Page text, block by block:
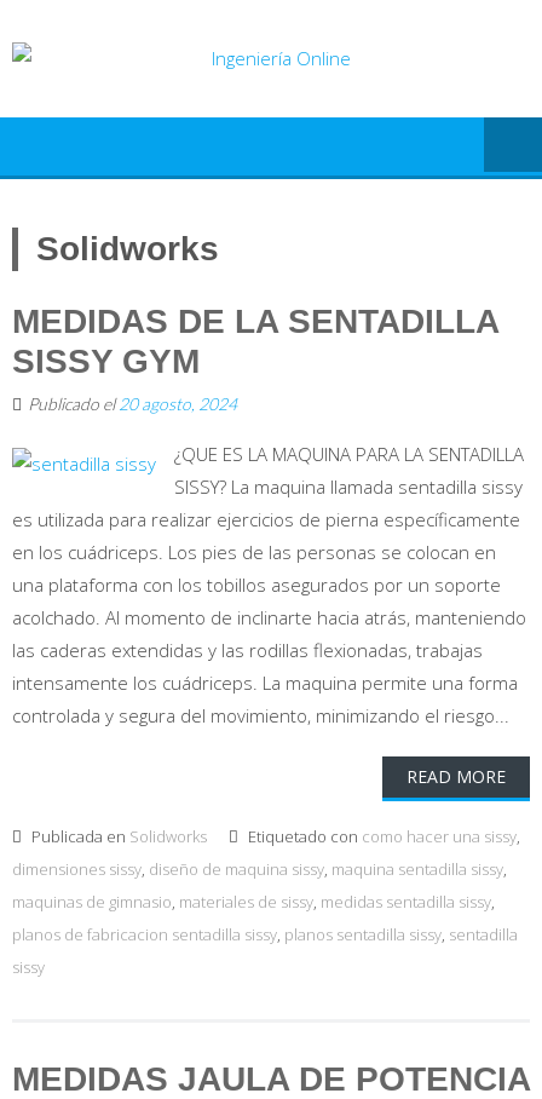
Solidworks
MEDIDAS DE LA SENTADILLA
SISSY GYM
Publicado el20 agosto, 2024
¿QUE ES LA MAQUINA PARA LA SENTADILLA
SISSY? La maquina llamada sentadilla sissy
es utilizada para realizar ejercicios de pierna específicamente
en los cuádriceps. Los pies de las personas se colocan en
una plataforma con los tobillos asegurados por un soporte
acolchado. Al momento de inclinarte hacia atrás, manteniendo
las caderas extendidas y las rodillas flexionadas, trabajas
intensamente los cuádriceps. La maquina permite una forma
controlada y segura del movimiento, minimizando el riesgo...
READ MORE
Publicada en Solidworks Etiquetado con como hacer una sissy,
dimensiones sissy, diseño de maquina sissy, maquina sentadilla sissy,
maquinas de gimnasio, materiales de sissy, medidas sentadilla sissy,
planos de fabricacion sentadilla sissy, planos sentadilla sissy, sentadilla
sissy
MEDIDAS JAULA DE POTENCIA